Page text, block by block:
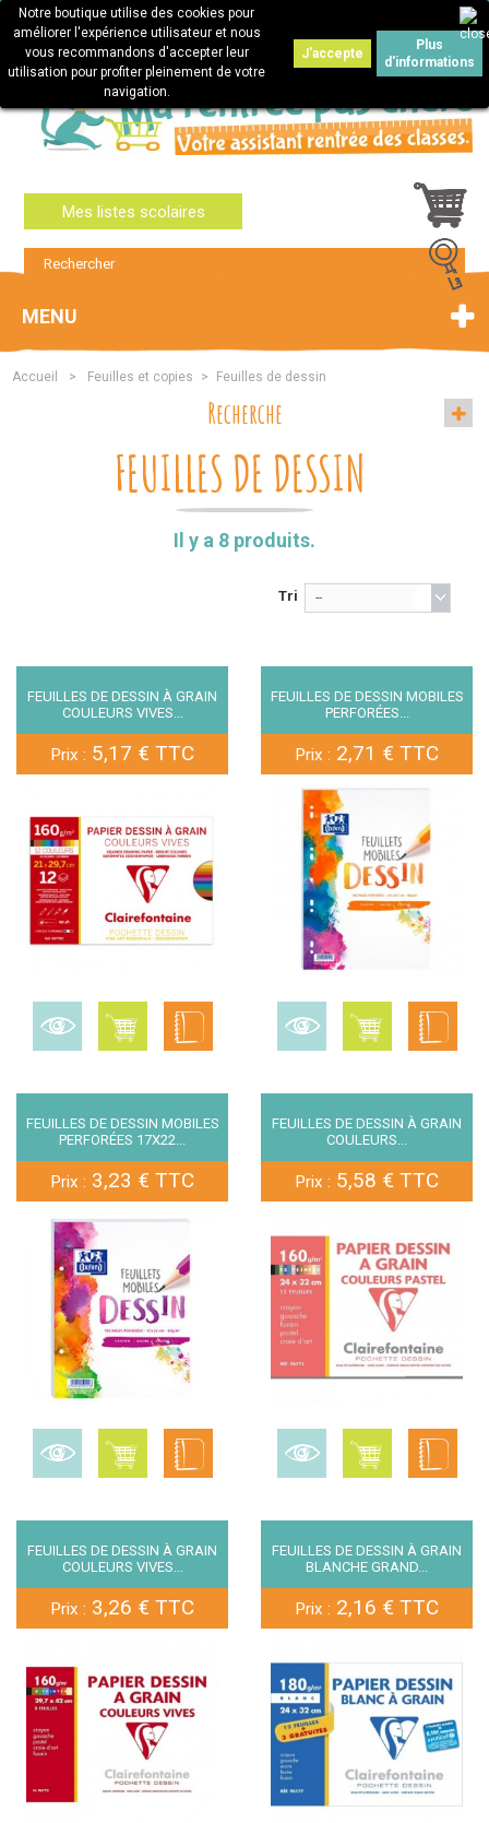
Connexion
Mes listes scolaires
Notre boutique utilise des cookies pour
améliorer l'expérience utilisateur et nous
vous recommandons d'accepter leur
utilisation pour profiter pleinement de votre
navigation.
J'accepte
Plus
d'informations
MENU
Accueil > Feuilles et copies > Feuilles de dessin
Recherche
FEUILLES DE DESSIN
Il y a 8 produits.
Tri --
FEUILLES DE DESSIN À GRAIN
COULEURS VIVES...
Prix : 5,17 € TTC
FEUILLES DE DESSIN MOBILES
PERFORÉES...
Prix : 2,71 € TTC
FEUILLES DE DESSIN MOBILES
PERFORÉES 17X22...
Prix : 3,23 € TTC
FEUILLES DE DESSIN À GRAIN
COULEURS...
Prix : 5,58 € TTC
FEUILLES DE DESSIN À GRAIN
COULEURS VIVES...
Prix : 3,26 € TTC
FEUILLES DE DESSIN À GRAIN
BLANCHE GRAND...
Prix : 2,16 € TTC